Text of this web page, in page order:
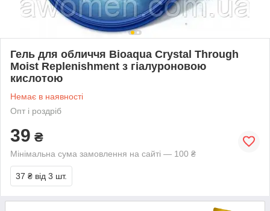
Гель для обличчя Bioaqua Crystal Through
Moist Replenishment з гіалуроновою
кислотою
Немає в наявності
Опт і роздріб
39 ₴
Мінімальна сума замовлення на сайті — 100 ₴
37 ₴ від 3 шт.